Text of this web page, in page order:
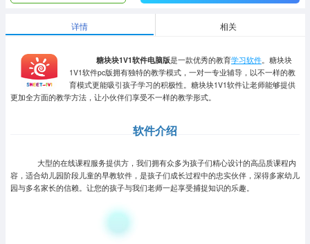
详情 相关
糖块块1V1软件电脑版是一款优秀的教育学习软件 。糖块块
1V1软件pc版拥有独特的教学模式，一对一专业辅导，以不一样的教
育模式更能吸引孩子学习的积极性。糖块块1V1软件让老师能够提供
更加全方面的教学方法，让小伙伴们享受不一样的教学形式。
软件介绍
大型的在线课程服务提供方，我们拥有众多为孩子们精心设计的高品质课程内
容，适合幼儿园阶段儿童的早教软件，是孩子们成长过程中的忠实伙伴，深得多家幼儿
园与多名家长的信赖。让您的孩子与我们老师一起享受捕捉知识的乐趣。